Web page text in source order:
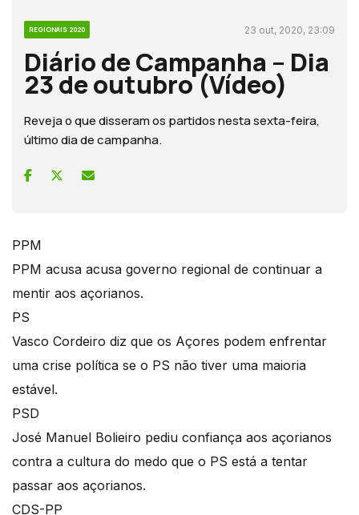
REGIONAIS 2020 23 out, 2020, 23:09
Diário de Campanha – Dia
23 de outubro (Vídeo)
Reveja o que disseram os partidos nesta sexta-feira,
último dia de campanha.
PPM
PPM acusa acusa governo regional de continuar a
mentir aos açorianos.
PS
Vasco Cordeiro diz que os Açores podem enfrentar
uma crise política se o PS não tiver uma maioria
estável.
PSD
José Manuel Bolieiro pediu confiança aos açorianos
contra a cultura do medo que o PS está a tentar
passar aos açorianos.
CDS-PP